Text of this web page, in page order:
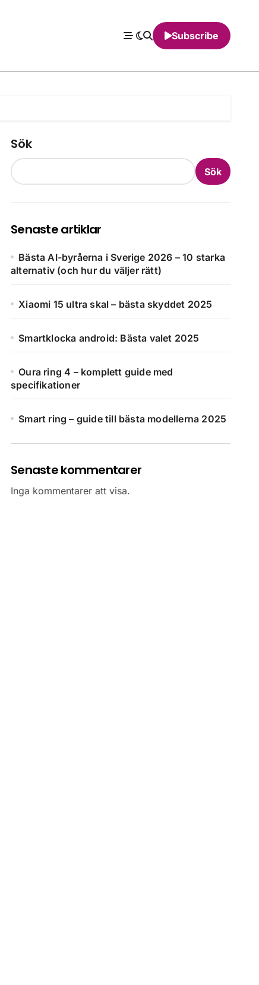
Subscribe
Sök
Sök
Senaste artiklar
Bästa AI-byråerna i Sverige 2026 – 10 starka
alternativ (och hur du väljer rätt)
Xiaomi 15 ultra skal – bästa skyddet 2025
Smartklocka android: Bästa valet 2025
Oura ring 4 – komplett guide med
specifikationer
Smart ring – guide till bästa modellerna 2025
Senaste kommentarer
Inga kommentarer att visa.